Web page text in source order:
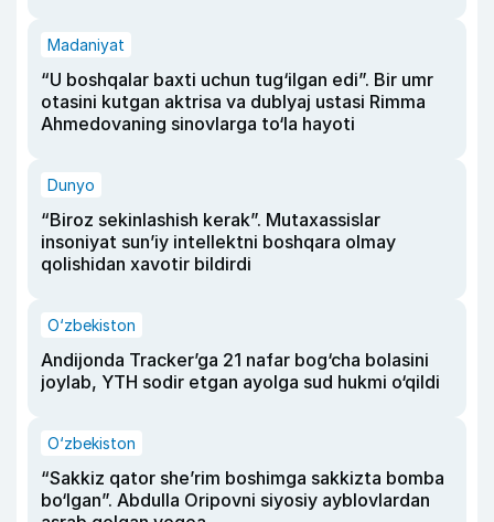
Madaniyat
“U boshqalar baxti uchun tug‘ilgan edi”. Bir umr
otasini kutgan aktrisa va dublyaj ustasi Rimma
Ahmedovaning sinovlarga to‘la hayoti
Dunyo
“Biroz sekinlashish kerak”. Mutaxassislar
insoniyat sun’iy intellektni boshqara olmay
qolishidan xavotir bildirdi
O‘zbekiston
Andijonda Tracker’ga 21 nafar bog‘cha bolasini
joylab, YTH sodir etgan ayolga sud hukmi o‘qildi
O‘zbekiston
“Sakkiz qator she’rim boshimga sakkizta bomba
bo‘lgan”. Abdulla Oripovni siyosiy ayblovlardan